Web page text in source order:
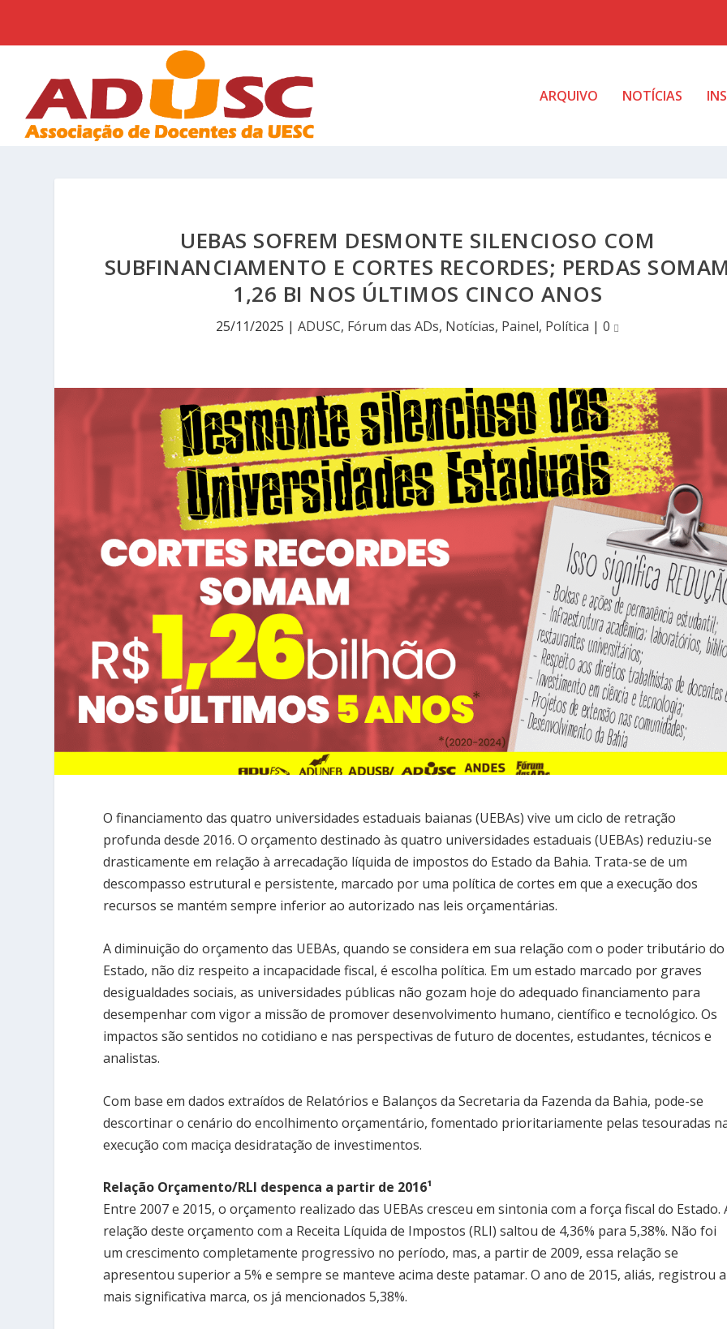
ARQUIVO NOTÍCIAS
UEBAS SOFREM DESMONTE SILENCIOSO COM
SUBFINANCIAMENTO E CORTES RECORDES; PERDAS
1,26 BI NOS ÚLTIMOS CINCO ANOS
25/11/2025 |ADUSC, Fórum das ADs, Notícias, Painel, Política |0
O financiamento das quatro universidades estaduais baianas (UEBAs) vive um ciclo de retração
profunda desde 2016. O orçamento destinado às quatro universidades estaduais (UEBAs) reduziu-se
drasticamente em relação à arrecadação líquida de impostos do Estado da Bahia. Trata-se de um
descompasso estrutural e persistente, marcado por uma política de cortes em que a execução dos
recursos se mantém sempre inferior ao autorizado nas leis orçamentárias.
A diminuição do orçamento das UEBAs, quando se considera em sua relação com o poder tributário do
Estado, não diz respeito a incapacidade fiscal, é escolha política. Em um estado marcado por graves
desigualdades sociais, as universidades públicas não gozam hoje do adequado financiamento para
desempenhar com vigor a missão de promover desenvolvimento humano, científico e tecnológico. Os
impactos são sentidos no cotidiano e nas perspectivas de futuro de docentes, estudantes, técnicos e
analistas.
Com base em dados extraídos de Relatórios e Balanços da Secretaria da Fazenda da Bahia, pode-se
descortinar o cenário do encolhimento orçamentário, fomentado prioritariamente pelas tesouradas
execução com maciça desidratação de investimentos.
Relação Orçamento/RLI despenca a partir de 2016¹
Entre 2007 e 2015, o orçamento realizado das UEBAs cresceu em sintonia com a força fiscal do Estado.
relação deste orçamento com a Receita Líquida de Impostos (RLI) saltou de 4,36% para 5,38%. Não foi
um crescimento completamente progressivo no período, mas, a partir de 2009, essa relação se
apresentou superior a 5% e sempre se manteve acima deste patamar. O ano de 2015, aliás, registrou a
mais significativa marca, os já mencionados 5,38%.